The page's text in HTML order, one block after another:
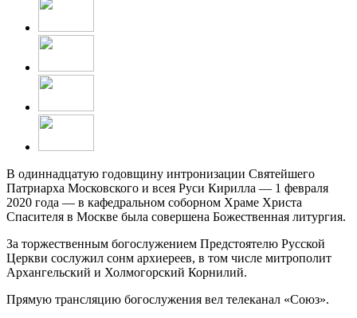
В одиннадцатую годовщину интронизации Святейшего
Патриарха Московского и всея Руси Кирилла — 1 февраля
2020 года — в кафедральном соборном Храме Христа
Спасителя в Москве была совершена Божественная литургия.
За торжественным богослужением Предстоятелю Русской
Церкви сослужил сонм архиереев, в том числе митрополит
Архангельский и Холмогорский Корнилий.
Прямую трансляцию богослужения вел телеканал «Союз».